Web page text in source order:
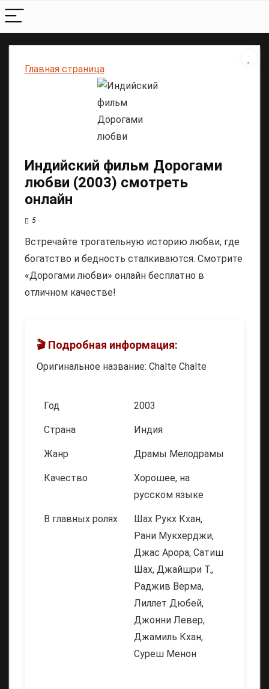
Главная страница
Индийский фильм Дорогами
любви (2003) смотреть
онлайн
5
Встречайте трогательную историю любви, где
богатство и бедность сталкиваются. Смотрите
«Дорогами любви» онлайн бесплатно в
отличном качестве!
🎬 Подробная информация:
Оригинальное название: Chalte Chalte
Год 2003
Страна Индия
Жанр Драмы Мелодрамы
Качество
Хорошее, на
русском языке
В главных ролях
Шах Рукх Кхан,
Рани Мукхерджи,
Джас Арора, Сатиш
Шах, Джайшри Т.,
Раджив Верма,
Лиллет Дюбей,
Джонни Левер,
Джамиль Кхан,
Суреш Менон